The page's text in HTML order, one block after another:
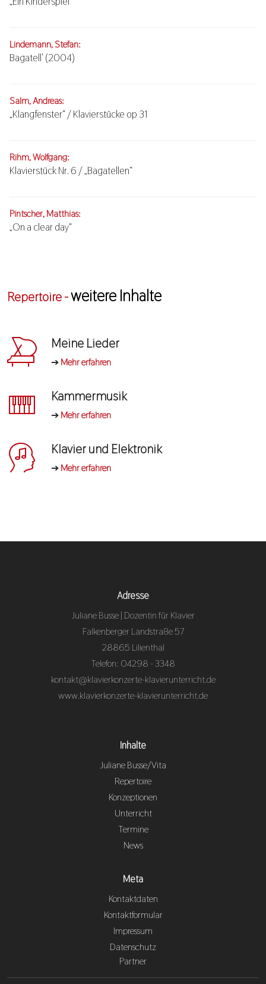
Lindemann, Stefan:
Bagatell' (2004)
Salm, Andreas:
„Klangfenster“ / Klavierstücke op 31
Rihm, Wolfgang:
Klavierstück Nr. 6 / „Bagatellen“
Pintscher, Matthias:
„On a clear day“
Repertoire -weitere Inhalte
Meine Lieder
➔Mehr erfahren
Kammermusik
➔Mehr erfahren
Klavier und Elektronik
➔Mehr erfahren
Adresse
Juliane Busse | Dozentin für Klavier
Falkenberger Landstraße 57
28865 Lilienthal
Telefon: 04298 - 3348
kontakt@klavierkonzerte-klavierunterricht.de
www.klavierkonzerte-klavierunterricht.de
Inhalte
Juliane Busse/Vita
Repertoire
Konzeptionen
Unterricht
Termine
News
Meta
Kontaktdaten
Kontaktformular
Impressum
Datenschutz
Partner